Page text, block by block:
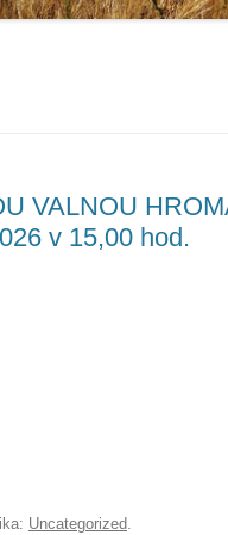
VALNOU
v 15,00 hod.
Uncategorized.